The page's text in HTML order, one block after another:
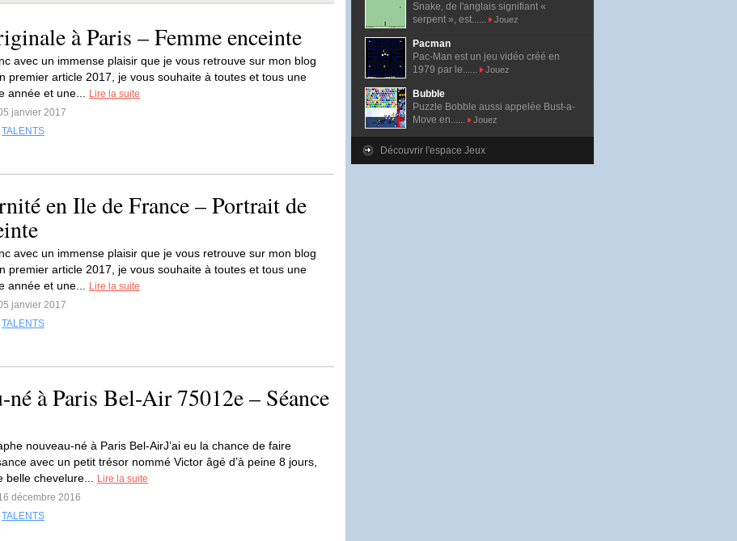
à Paris – Femme enceinte
avec un immense plaisir que je vous retrouve sur mon blog
premier article 2017, je vous souhaite à toutes et tous une
année et une...
Lire la suite
janvier 2017
TALENTS
en Ile de France – Portrait de
avec un immense plaisir que je vous retrouve sur mon blog
premier article 2017, je vous souhaite à toutes et tous une
année et une...
Lire la suite
janvier 2017
TALENTS
né à Paris Bel-Air 75012e – Séance
nouveau-né à Paris Bel-AirJ’ai eu la chance de faire
avec un petit trésor nommé Victor âgé d’à peine 8 jours,
belle chevelure...
Lire la suite
décembre 2016
TALENTS
Snake, de l'anglais signifiant «
serpent », est......
Jouez
Pacman
Pac-Man est un jeu vidéo créé en
1979 par le......
Jouez
Bubble
Puzzle Bobble aussi appelée Bust-a-
Move en......
Jouez
Découvrir l'espace Jeux